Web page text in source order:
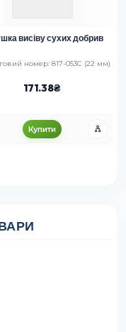
висіву сухих добрив
номер: 817-053C (22 мм)
171.38
Купити